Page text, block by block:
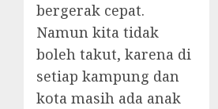
bergerak cepat.
Namun kita tidak
boleh takut, karena di
setiap kampung dan
kota masih ada anak